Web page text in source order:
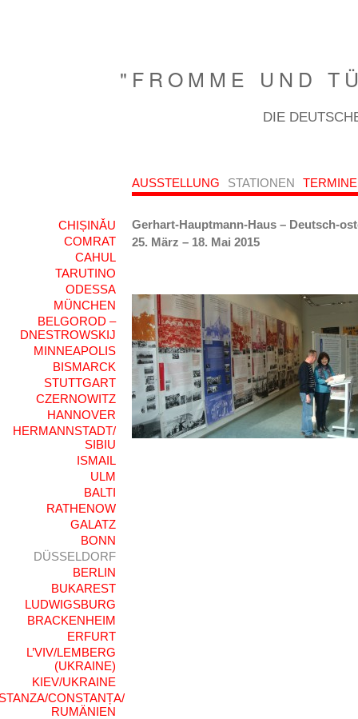
"FROMME UND
DIE
AUSSTELLUNG STATIONEN TERMINE
Gerhart-Hauptmann-Haus – Deutsch-
25. März – 18. Mai 2015
CHIȘINǍU
COMRAT
CAHUL
TARUTINO
ODESSA
MÜNCHEN
BELGOROD –
DNESTROWSKIJ
MINNEAPOLIS
BISMARCK
STUTTGART
CZERNOWITZ
HANNOVER
HERMANNSTADT/
SIBIU
ISMAIL
ULM
BALTI
RATHENOW
GALATZ
BONN
DÜSSELDORF
BERLIN
BUKAREST
LUDWIGSBURG
BRACKENHEIM
ERFURT
L’VIV/LEMBERG
(UKRAINE)
KIEV/UKRAINE
CONSTANȚA/
RUMÄNIEN